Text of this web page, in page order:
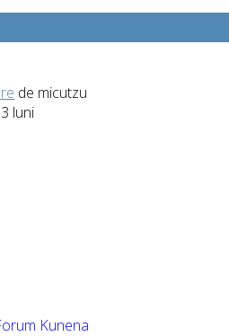
de micutzu
luni
Kunena